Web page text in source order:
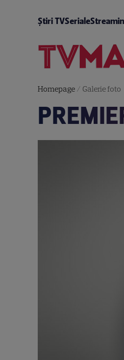
Știri TVSeriale
Homepage/ Galerie foto